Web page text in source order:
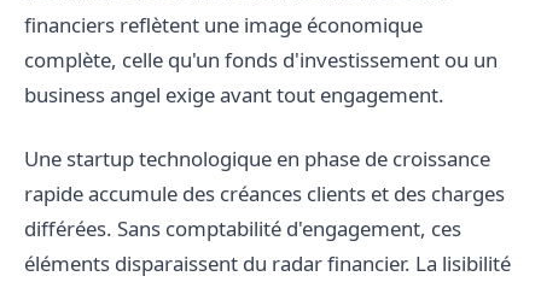
financiers reflètent une image économique
complète, celle qu'un fonds d'investissement ou un
business angel exige avant tout engagement.
Une startup technologique en phase de croissance
rapide accumule des créances clients et des charges
différées. Sans comptabilité d'engagement, ces
éléments disparaissent du radar financier. La lisibilité